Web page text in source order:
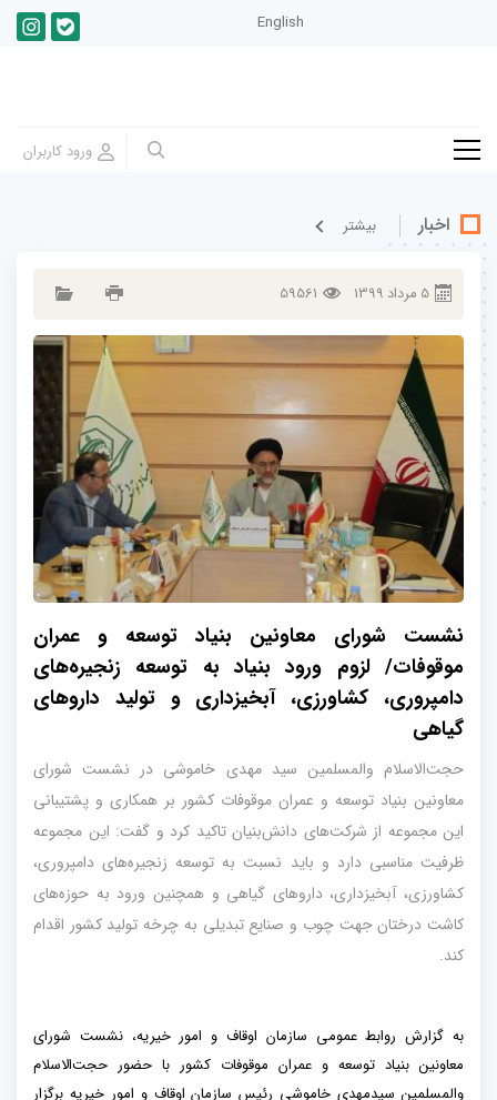
English
اخبار بيشتر
5 مرداد 1399
59561
نشست شورای معاونین بنیاد توسعه و عمران
موقوفات/ لزوم ورود بنیاد به توسعه زنجیره‌های
دامپروری، کشاورزی، آبخیزداری و تولید داروهای
گیاهی
حجت‌الاسلام والمسلمین سید مهدی خاموشی در نشست شورای
معاونین بنیاد توسعه و عمران موقوفات کشور بر همکاری و پشتیبانی
این مجموعه از شرکت‌های دانش‌بنیان تاکید کرد و گفت: این مجموعه
ظرفیت مناسبی دارد و باید نسبت به توسعه زنجیره‌های دامپروری،
کشاورزی، آبخیزداری، داروهای گیاهی و همچنین ورود به حوزه‌های
کاشت درختان جهت چوب و صنایع تبدیلی به چرخه تولید کشور اقدام
کند.
به گزارش روابط عمومی سازمان اوقاف و امور خیریه، نشست شورای
معاونین بنیاد توسعه و عمران موقوفات کشور با حضور حجت‌الاسلام
والمسلمین سیدمهدی خاموشی رئیس سازمان اوقاف و امور خیریه برگزار